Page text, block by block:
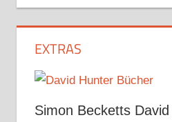
EXTRAS
Simon Becketts